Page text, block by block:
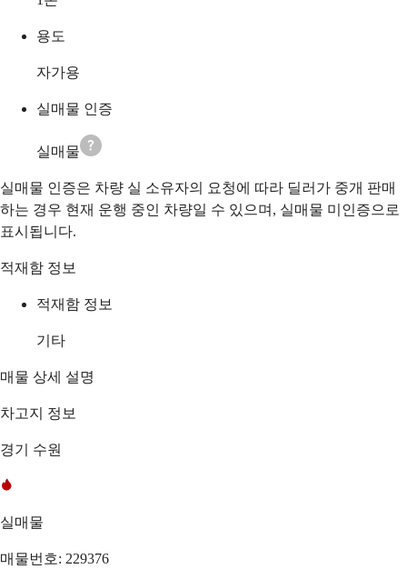
용도
자가용
실매물 인증
실매물
실매물 인증은 차량 실 소유자의 요청에 따라 딜러가 중개 판매
하는 경우 현재 운행 중인 차량일 수 있으며, 실매물 미인증으로
표시됩니다.
적재함 정보
적재함 정보
기타
매물 상세 설명
차고지 정보
경기 수원
실매물
매물번호: 229376